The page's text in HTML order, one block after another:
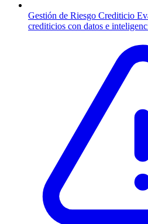
Gestión de Riesgo Crediticio
crediticios con datos e